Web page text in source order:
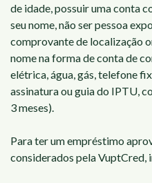
de idade, possuir uma conta
seu nome, não ser pessoa
comprovante de localização
nome na forma de conta de
elétrica, água, gás, telefone
assinatura ou guia do IPTU,
3 meses).
Para ter um empréstimo
considerados pela VuptCred,